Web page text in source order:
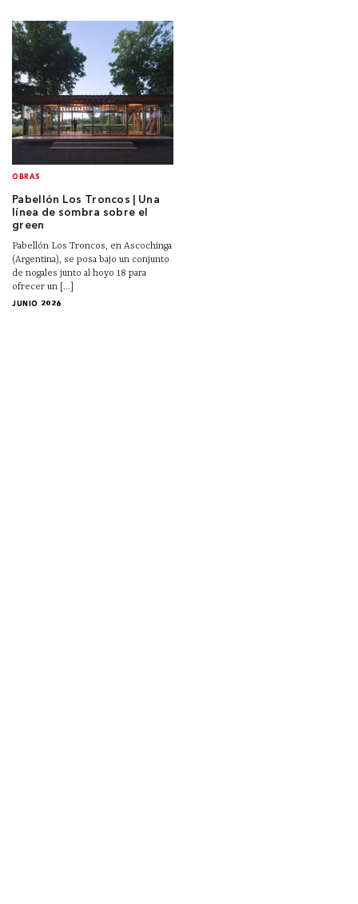
OBRAS
Pabellón Los Troncos | Una
línea de sombra sobre el
green
Pabellón Los Troncos, en Ascochinga
(Argentina), se posa bajo un conjunto
de nogales junto al hoyo 18 para
ofrecer un [...]
JUNIO 2026